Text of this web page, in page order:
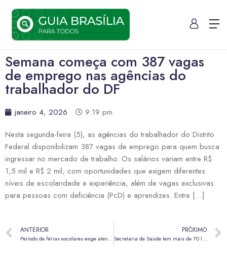
Semana começa com 387 vagas
de emprego nas agências do
trabalhador do DF
janeiro 4, 2026
9:19 pm
Nesta segunda-feira (5), as agências do trabalhador do Distrito
Federal disponibilizam 387 vagas de emprego para quem busca
ingressar no mercado de trabalho. Os salários variam entre R$
1,5 mil e R$ 2 mil, com oportunidades que exigem diferentes
níveis de escolaridade e experiência, além de vagas exclusivas
para pessoas com deficiência (PcD) e aprendizes. Entre […]
ANTERIOR
Período de férias escolares exige atenção redobrada com a segurança das crianças
PRÓXIMO
Secretaria de Saúde tem mais de 70 locais de atendimento para quem quer parar de fumar